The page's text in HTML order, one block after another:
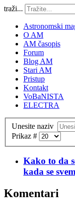
traži...
Astronomski
O AM
AM časopis
Forum
Blog AM
Stari AM
Pristup
Kontakt
VoBaNISTA
ELECTRA
Unesite naziv
Prikaz #
Kako to da
kada se
Komentari